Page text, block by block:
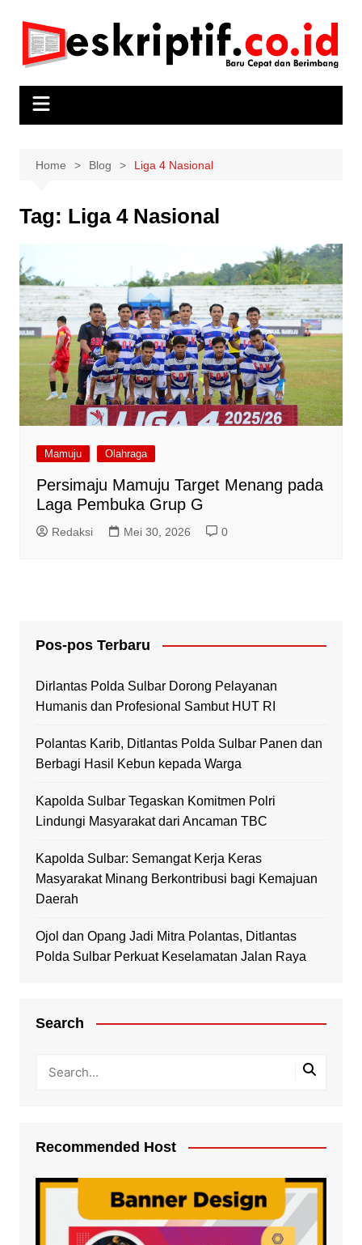
content
Home Blog Liga 4 Nasional
Tag: Liga 4 Nasional
Mamuju Olahraga
Persimaju Mamuju Target Menang pada
Laga Pembuka Grup G
Redaksi Mei 30, 2026 0
Pos-pos Terbaru
Dirlantas Polda Sulbar Dorong Pelayanan
Humanis dan Profesional Sambut HUT RI
Polantas Karib, Ditlantas Polda Sulbar Panen dan
Berbagi Hasil Kebun kepada Warga
Kapolda Sulbar Tegaskan Komitmen Polri
Lindungi Masyarakat dari Ancaman TBC
Kapolda Sulbar: Semangat Kerja Keras
Masyarakat Minang Berkontribusi bagi Kemajuan
Daerah
Ojol dan Opang Jadi Mitra Polantas, Ditlantas
Polda Sulbar Perkuat Keselamatan Jalan Raya
Search
Recommended Host